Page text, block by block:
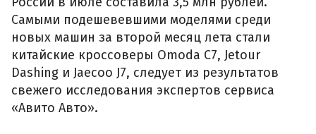
Самыми подешевевшими моделями среди
новых машин за второй месяц лета стали
китайские кроссоверы Omoda C7, Jetour
Dashing и Jaecoo J7, следует из результатов
свежего исследования экспертов сервиса
«Авито Авто».